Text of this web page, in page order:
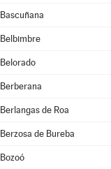
Bascuñana
Belbimbre
Belorado
Berberana
Berlangas de Roa
Berzosa de Bureba
Bozoó